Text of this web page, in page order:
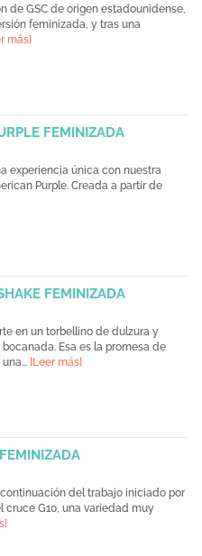
de GSC de origen estadounidense,
feminizada, y tras una
más]
FEMINIZADA
experiencia única con nuestra
Purple. Creada a partir de
FEMINIZADA
en un torbellino de dulzura y
Esa es la promesa de
[Leer más]
continuación del trabajo iniciado por
cruce G10, una variedad muy